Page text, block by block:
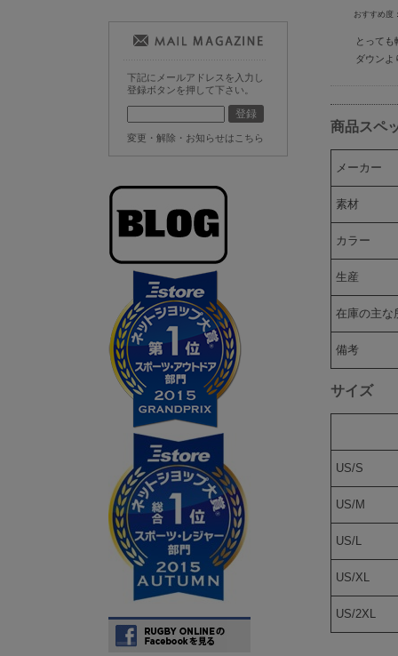
おすすめ度
とっても
ダウンよ
商品スペ
メーカー
素材
カラー
生産
在庫の主な
備考
サイズ
US/S
US/M
US/L
US/XL
US/2XL
下記にメールアドレスを入力し
登録ボタンを押して下さい。
変更・解除・お知らせはこちら